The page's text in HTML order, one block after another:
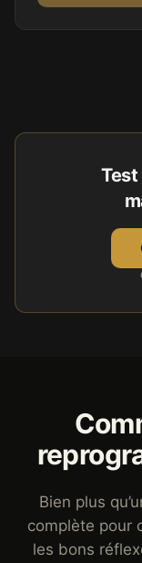
Bien plus
complète pour
les bons